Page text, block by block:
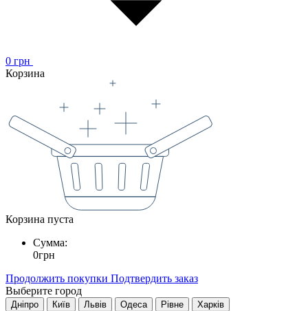
0 грн
Корзина
Корзина пуста
Сумма:
0грн
Продолжить покупки Подтвердить заказ
Выберите город
Дніпро Київ Львів Одеса Рівне Харків